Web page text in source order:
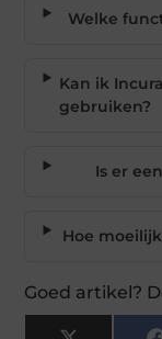
Welke
Kan ik
gebruiken?
Is er
Hoe
Goed artikel?